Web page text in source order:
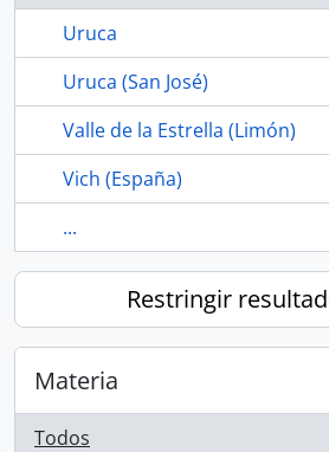
Uruca
Uruca (San José)
Valle de la Estrella (Limón)
Vich (España)
...
Restringir
Materia
Todos